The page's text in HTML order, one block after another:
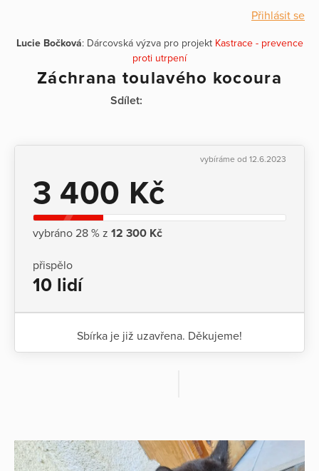
Přihlásit se
Lucie Bočková: Dárcovská výzva pro projekt Kastrace - prevence
proti utrpení
Záchrana toulavého kocoura
Sdílet:
vybíráme od 12.6.2023
3 400 Kč
vybráno 28 % z 12 300 Kč
přispělo
10 lidí
Sbírka je již uzavřena. Děkujeme!